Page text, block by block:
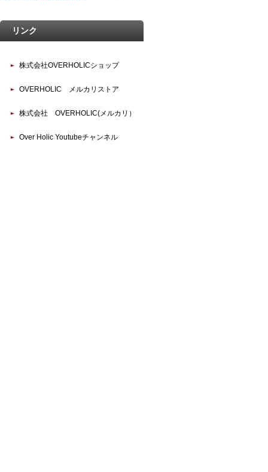
リンク
株式会社OVERHOLICショップ
OVERHOLIC メルカリストア
株式会社 OVERHOLIC(メルカリ）
Over Holic Youtubeチャンネル